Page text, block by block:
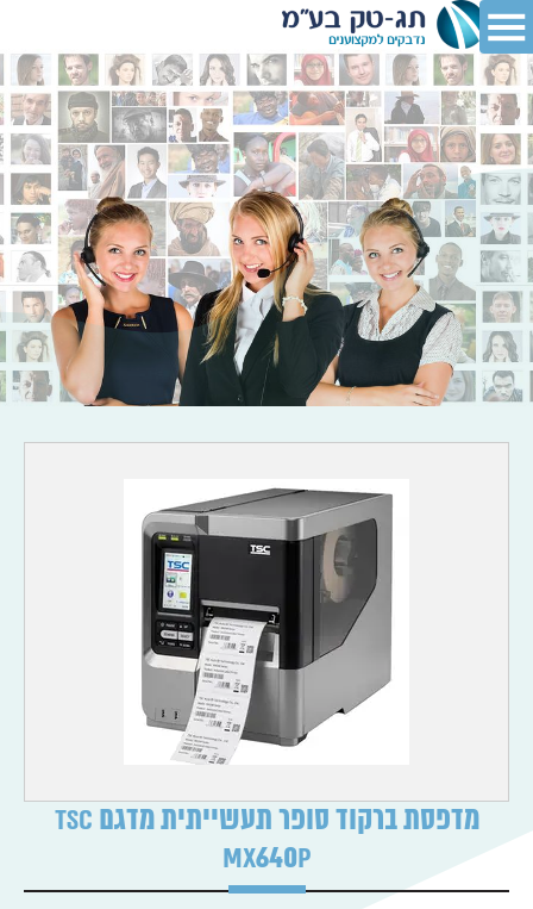
מדפסת ברקוד סופר תעשייתית מדגם TSC
MX640P